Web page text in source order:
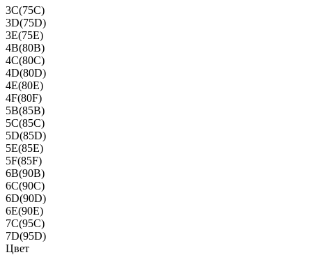
3C(75C)
3D(75D)
3E(75E)
4B(80B)
4C(80C)
4D(80D)
4E(80E)
4F(80F)
5B(85B)
5C(85C)
5D(85D)
5E(85E)
5F(85F)
6B(90B)
6C(90C)
6D(90D)
6E(90E)
7C(95C)
7D(95D)
Цвет